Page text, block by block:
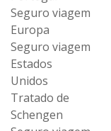
Seguro viagem
Europa
Seguro viagem
Estados
Unidos
Tratado de
Schengen